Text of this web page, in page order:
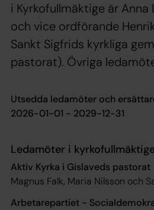
i Kyrkofullmäktige är Anna
och vice ordförande
Sankt Sigfrids kyrkliga
pastorat). Övriga
Utsedda ledamöter och
2026-01-01 - 2029-12-31
Ledamöter i
Aktiv Kyrka i Gislaveds pastorat
Magnus Falk, Maria Nilsson och
Arbetarepartiet -